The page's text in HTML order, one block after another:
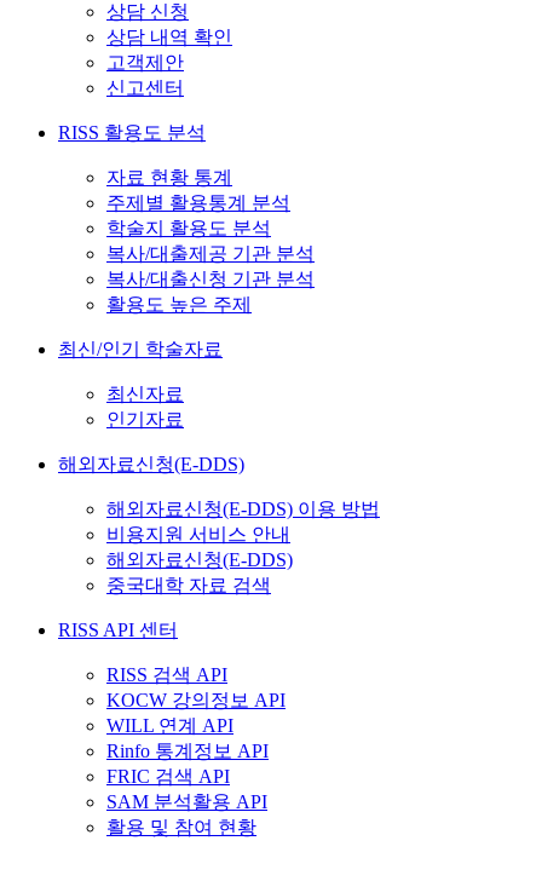
상담 신청
상담 내역 확인
고객제안
신고센터
RISS 활용도 분석
자료 현황 통계
주제별 활용통계 분석
학술지 활용도 분석
복사/대출제공 기관 분석
복사/대출신청 기관 분석
활용도 높은 주제
최신/인기 학술자료
최신자료
인기자료
해외자료신청(E-DDS)
해외자료신청(E-DDS) 이용 방법
비용지원 서비스 안내
해외자료신청(E-DDS)
중국대학 자료 검색
RISS API 센터
RISS 검색 API
KOCW 강의정보 API
WILL 연계 API
Rinfo 통계정보 API
FRIC 검색 API
SAM 분석활용 API
활용 및 참여 현황